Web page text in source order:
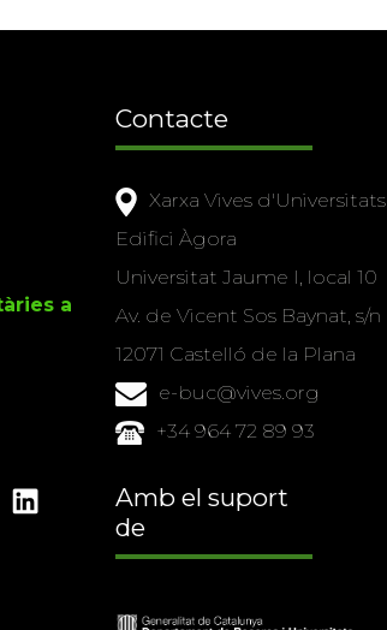
a
Contacte
Xarxa Vives d'Universitats
Edifici Àgora
Universitat Jaume I, local 10
Av. de Vicent Sos Baynat, s/n
12071 Castelló de la Plana
e-buc@vives.org
+34 964 72 89 93
Amb el suport
de